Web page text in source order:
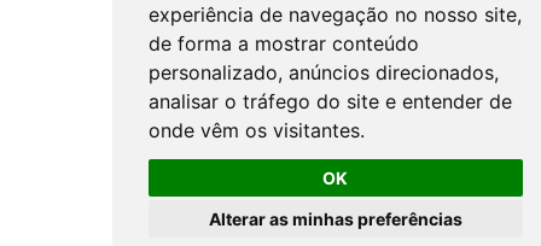
experiência de navegação no nosso site,
de forma a mostrar conteúdo
personalizado, anúncios direcionados,
analisar o tráfego do site e entender de
onde vêm os visitantes.
OK
Alterar as minhas preferências